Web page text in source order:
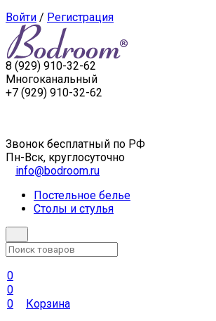
Войти / Регистрация
8 (929) 910-32-62
Многоканальный
+7 (929) 910-32-62
Звонок бесплатный по РФ
Пн-Вск, круглосуточно
info@bodroom.ru
Постельное белье
Столы и стулья
0
0
0
Корзина